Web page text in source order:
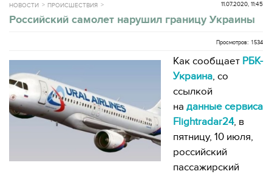
НОВОСТИ ПРОИСШЕСТВИЯ 11.07.2020, 11:45
Российский самолет нарушил границу Украины
Просмотров: 1534
Как сообщает РБК-
Украина, со
ссылкой
на данные сервиса
Flightradar24, в
пятницу, 10 июля,
российский
пассажирский